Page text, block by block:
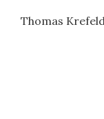
Thomas